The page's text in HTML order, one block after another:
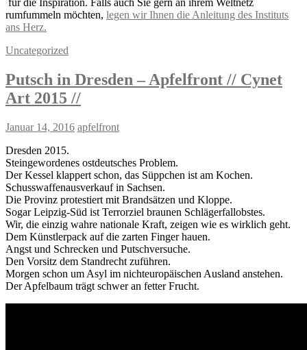
rumfummeln möchten, legen wir Ihnen die Anleitung des Instituts
ans Herz.
Uncategorized
Putsch in Dresden – Apfelfront // Cynet
Art 2015 //
Januar 14, 2016 apfelfront
Dresden 2015.
Steingewordenes ostdeutsches Problem.
Der Kessel klappert schon, das Süppchen ist am Kochen.
Schusswaffenausverkauf in Sachsen.
Die Provinz protestiert mit Brandsätzen und Kloppe.
Sogar Leipzig-Süd ist Terrorziel braunen Schlägerfallobstes.
Wir, die einzig wahre nationale Kraft, zeigen wie es wirklich geht.
Dem Künstlerpack auf die zarten Finger hauen.
Angst und Schrecken und Putschversuche.
Den Vorsitz dem Standrecht zuführen.
Morgen schon um Asyl im nichteuropäischen Ausland anstehen.
Der Apfelbaum trägt schwer an fetter Frucht.